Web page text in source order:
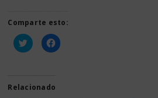
Comparte esto:
Haz
clic
(Se
abre
Haz
clic
Relacionado